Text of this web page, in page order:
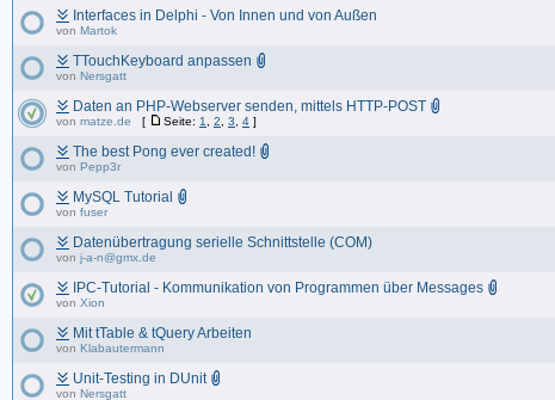
Interfaces in Delphi - Von Innen und von Außen
von Martok
TTouchKeyboard anpassen
von Nersgatt
Daten an PHP-Webserver senden, mittels HTTP-POST
von matze.de [ Seite: 1 2 3 4 ]
The best Pong ever created!
von Pepp3r
MySQL Tutorial
von fuser
Datenübertragung serielle Schnittstelle (COM)
von j-a-n@gmx.de
IPC-Tutorial - Kommunikation von Programmen über Messages
von Xion
Mit tTable & tQuery Arbeiten
von Klabautermann
Unit-Testing in DUnit
von Nersgatt